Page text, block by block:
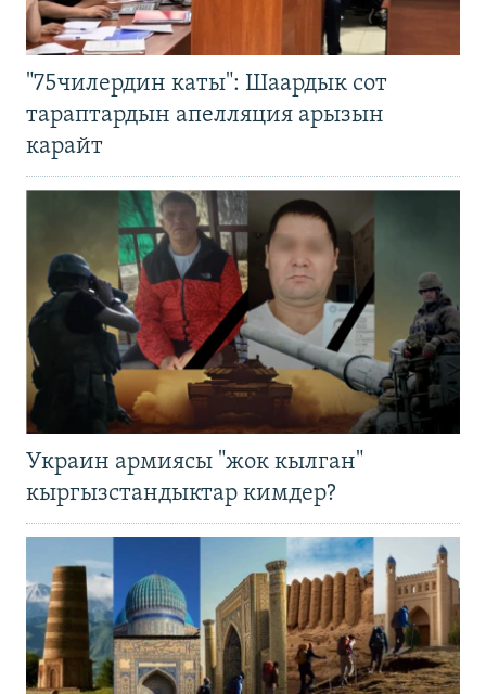
"75чилердин каты": Шаардык сот
тараптардын апелляция арызын
карайт
Украин армиясы "жок кылган"
кыргызстандыктар кимдер?